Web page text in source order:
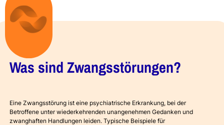
Was sind Zwangsstörungen?
Eine Zwangsstörung ist eine psychiatrische Erkrankung, bei der
Betroffene unter wiederkehrenden unangenehmen Gedanken und
zwanghaften Handlungen leiden. Typische Beispiele für